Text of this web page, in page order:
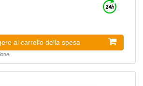
al carrello della spesa